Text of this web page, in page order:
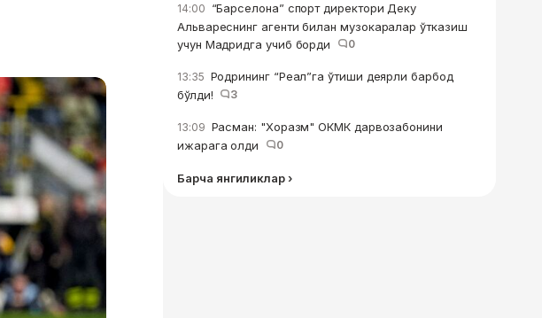
14:00 “Барселона” спорт директори Деку
Альвареснинг агенти билан музокаралар ўтказиш
учун Мадридга учиб борди
0
13:35 Родрининг “Реал”га ўтиши деярли барбод
бўлди!
3
13:09 Расман: "Хоразм" ОКМК дарвозабонини
ижарага олди
0
Барча янгиликлар ›